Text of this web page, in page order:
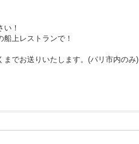
！
上レストランで！
でお送りいたします。(パリ市内のみ)